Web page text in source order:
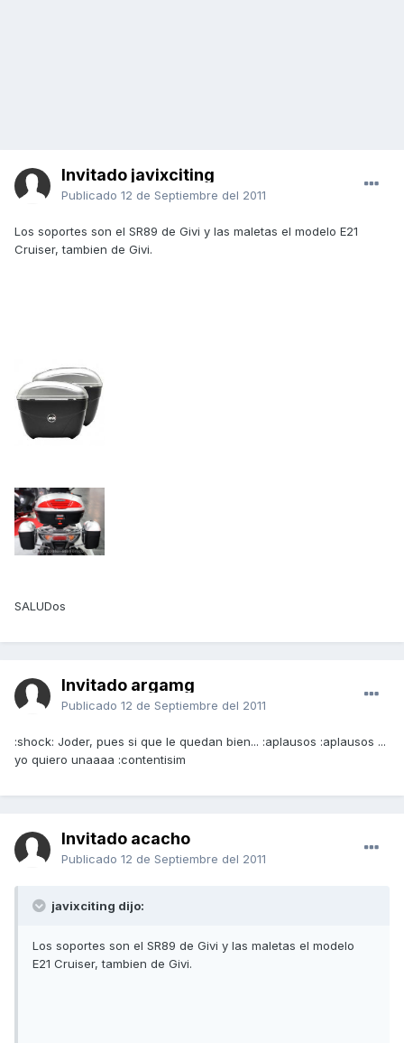
Invitado javixciting
Publicado 12 de Septiembre del 2011
Los soportes son el SR89 de Givi y las maletas el modelo E21
Cruiser, tambien de Givi.
SALUDos
Invitado argamg
Publicado 12 de Septiembre del 2011
:shock: Joder, pues si que le quedan bien... :aplausos :aplausos ...
yo quiero unaaaa :contentisim
Invitado acacho
Publicado 12 de Septiembre del 2011
javixciting dijo:
Los soportes son el SR89 de Givi y las maletas el modelo
E21 Cruiser, tambien de Givi.